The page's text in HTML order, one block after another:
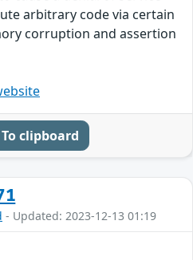
arbitrary code via certain
corruption and assertion
To clipboard
- Updated: 2023-12-13 01:19